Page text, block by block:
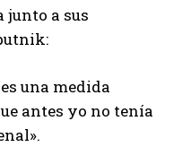
junto a sus
una medida
antes yo no tenía